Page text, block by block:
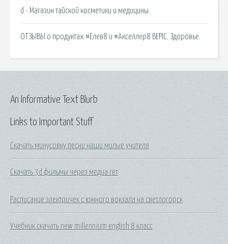
d - Магазин тайской косметики и медицины.
ОТЗЫВЫ о продуктах #Елев8 и #Акселлер8 BEPIC. Здоровье.
Links to Important Stuff
Скачать минусовку песни наши милые учителя
Скачать 3d фильмы через медиа гет
Расписание электричек с южного вокзала на светлогорск
Учебник скачать new millennium english 8 класс
An Informative Text Blurb